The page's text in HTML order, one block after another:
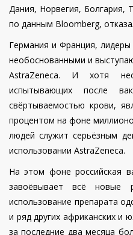
Дания, Норвегия, Болгария,
по данным Bloomberg,
Германия и Франция,
необоснованными и
AstraZeneca. И хотя
испытывающих после
свёртываемостью крови,
процентом на фоне
людей служит серьёзным
использовании AstraZeneca.
На этом фоне российская
завоёвывает всё новые
использование препарата
и ряд других африканских и
за последние два месяца